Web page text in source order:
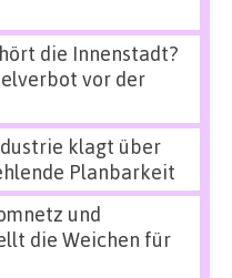
die Innenstadt?
vor der
klagt über
Planbarkeit
und
die Weichen für